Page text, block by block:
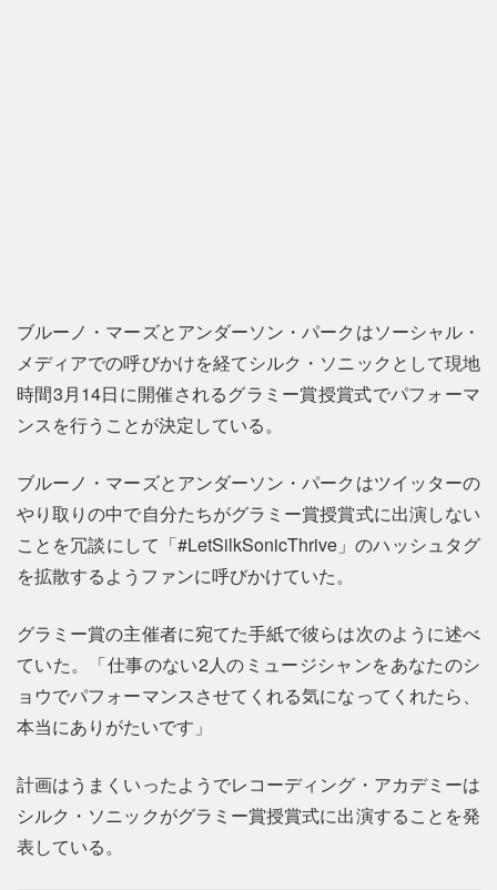
ブルーノ・マーズとアンダーソン・パークはソーシャル・
メディアでの呼びかけを経てシルク・ソニックとして現地
時間3月14日に開催されるグラミー賞授賞式でパフォーマ
ンスを行うことが決定している。
ブルーノ・マーズとアンダーソン・パークはツイッターの
やり取りの中で自分たちがグラミー賞授賞式に出演しない
ことを冗談にして「#LetSilkSonicThrive」のハッシュタグ
を拡散するようファンに呼びかけていた。
グラミー賞の主催者に宛てた手紙で彼らは次のように述べ
ていた。「仕事のない2人のミュージシャンをあなたのシ
ョウでパフォーマンスさせてくれる気になってくれたら、
本当にありがたいです」
計画はうまくいったようでレコーディング・アカデミーは
シルク・ソニックがグラミー賞授賞式に出演することを発
表している。